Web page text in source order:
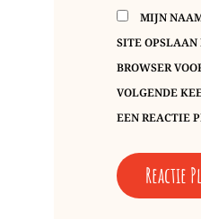
MIJN
SITE OPSLAAN
BROWSER
VOLGENDE
EEN REACTIE